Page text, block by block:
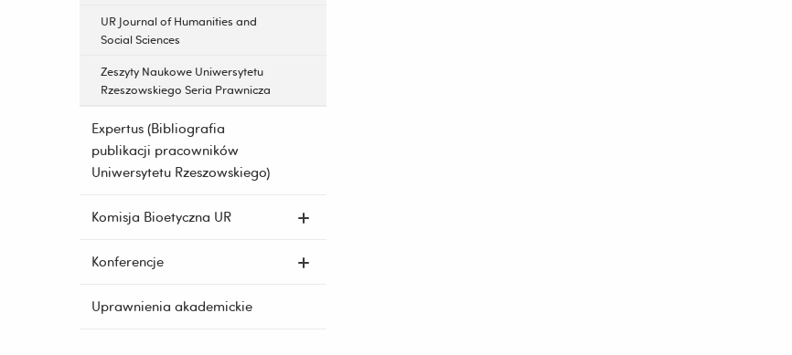
UR Journal of Humanities and
Social Sciences
Zeszyty Naukowe Uniwersytetu
Rzeszowskiego Seria Prawnicza
Expertus (Bibliografia
publikacji pracowników
Uniwersytetu Rzeszowskiego)
Komisja Bioetyczna UR
Konferencje
Uprawnienia akademickie